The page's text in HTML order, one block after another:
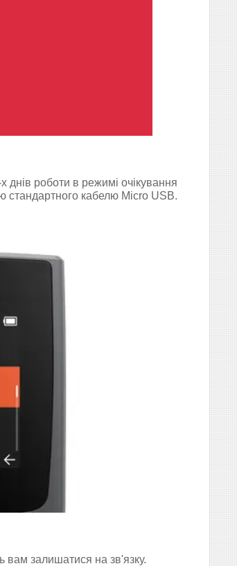
роботи в режимі очікування
стандартного кабелю Micro USB.
вам залишатися на зв'язку.